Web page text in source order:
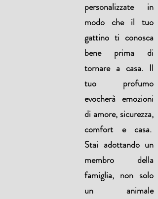
personalizzate in
modo che il tuo
gattino ti conosca
bene prima di
tornare a casa. Il
tuo profumo
evocherà emozioni
di amore, sicurezza,
comfort e casa.
Stai adottando un
membro della
famiglia, non solo
un animale